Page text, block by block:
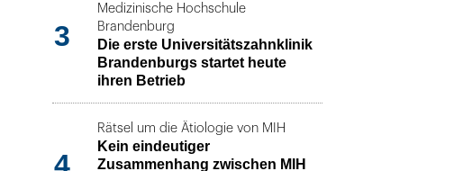
3
Medizinische Hochschule
Brandenburg
Die erste Universitätszahnklinik
Brandenburgs startet heute
ihren Betrieb
4
Rätsel um die Ätiologie von MIH
Kein eindeutiger
Zusammenhang zwischen MIH